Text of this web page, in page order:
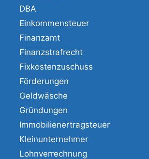
DBA
Einkommensteuer
Finanzamt
Finanzstrafrecht
Fixkostenzuschuss
Förderungen
Geldwäsche
Gründungen
Immobilienertragsteuer
Kleinunternehmer
Lohnverrechnung